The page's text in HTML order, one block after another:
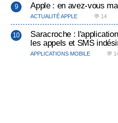
Apple : en avez-vous
ACTUALITÉ APPLE 💬 14
Saracroche :
les appels et SMS
APPLICATIONS MOBILE 💬